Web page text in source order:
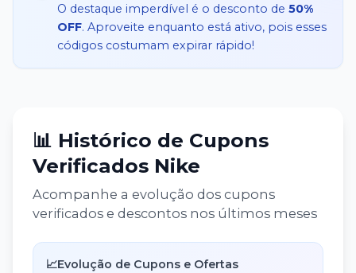
O destaque imperdível é o desconto de 50%
OFF. Aproveite enquanto está ativo, pois esses
códigos costumam expirar rápido!
📊 Histórico de Cupons
Verificados Nike
Acompanhe a evolução dos cupons
verificados e descontos nos últimos meses
📈Evolução de Cupons e Ofertas